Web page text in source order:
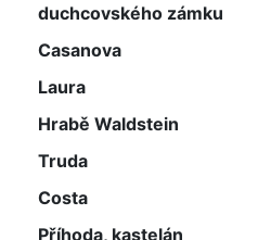
duchcovského zámku
Casanova
Laura
Hrabě Waldstein
Truda
Costa
Příhoda, kastelán